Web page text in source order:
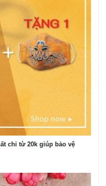
chỉ từ 20k giúp bảo vệ